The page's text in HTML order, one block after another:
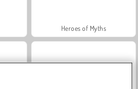
Heroes of Myths